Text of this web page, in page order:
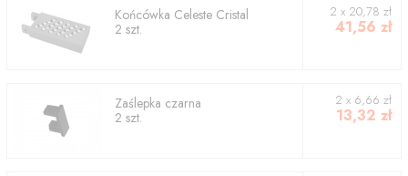
Końcówka Celeste Cristal
2 szt.
2 x 20,78 zł
41,56 zł
Zaślepka czarna
2 szt.
2 x 6,66 zł
13,32 zł